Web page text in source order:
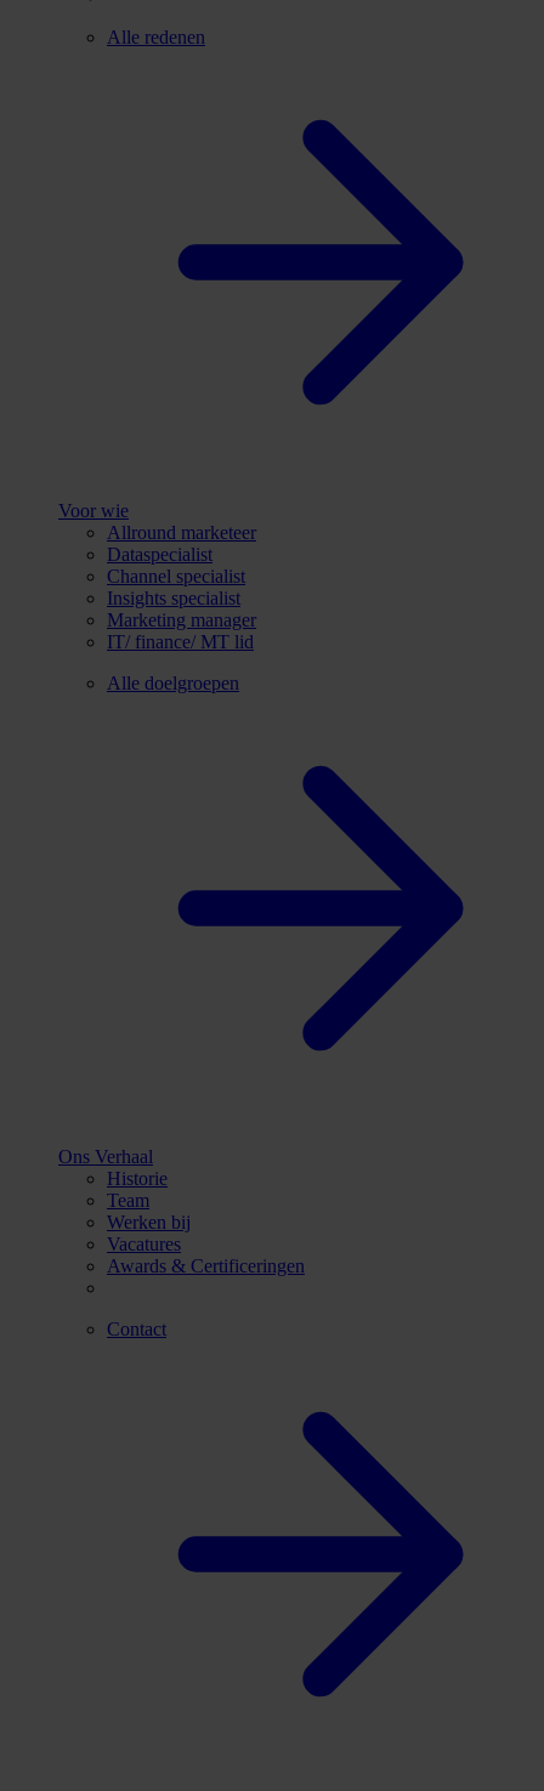
Alle redenen
Voor wie
Allround marketeer
Dataspecialist
Channel specialist
Insights specialist
Marketing manager
IT/ finance/ MT lid
Alle doelgroepen
Ons Verhaal
Historie
Team
Werken bij
Vacatures
Awards & Certificeringen
Contact